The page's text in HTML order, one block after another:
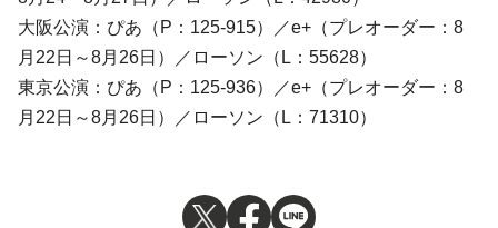
大阪公演：ぴあ（P：125-915）／e+（プレオーダー：8
月22日～8月26日）／ローソン（L：55628）
東京公演：ぴあ（P：125-936）／e+（プレオーダー：8
月22日～8月26日）／ローソン（L：71310）